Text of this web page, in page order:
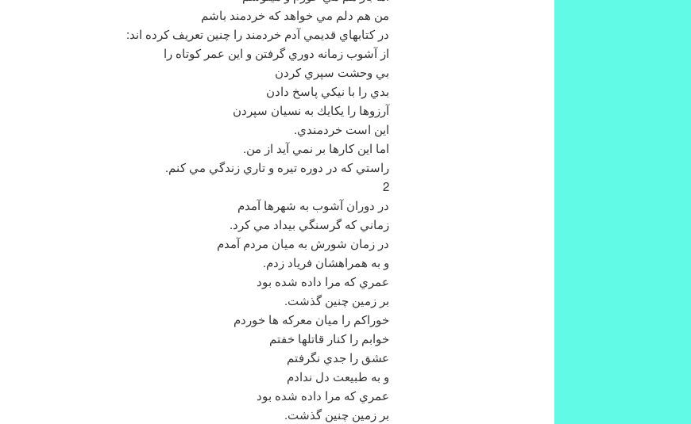
من هم دلم مي خواهد كه خردمند باشم
در كتابهاي قديمي آدم خردمند را چنين تعريف كرده اند:
از آشوب زمانه دوري گرفتن و اين عمر كوتاه را
بي وحشت سپري كردن
بدي را با نيكي پاسخ دادن
آرزوها را يكايك به نسيان سپردن
اين است خردمندي.
اما اين كارها بر نمي آيد از من.
راستي كه در دوره تيره و تاري زندگي مي كنم.
2
در دوران آشوب به شهرها آمدم
زماني كه گرسنگي بيداد مي كرد.
در زمان شورش به ميان مردم آمدم
و به همراهشان فرياد زدم.
عمري كه مرا داده شده بود
بر زمين چنين گذشت.
خوراكم را ميان معركه ها خوردم
خوابم را كنار قاتلها خفتم
عشق را جدي نگرفتم
و به طبيعت دل ندادم
عمري كه مرا داده شده بود
بر زمين چنين گذشت.